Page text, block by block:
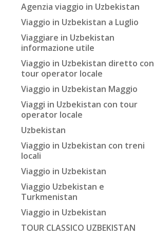
Agenzia viaggio in Uzbekistan
Viaggio in Uzbekistan a Luglio
Viaggiare in Uzbekistan
informazione utile
Viaggio in Uzbekistan diretto con
tour operator locale
Viaggio in Uzbekistan Maggio
Viaggi in Uzbekistan con tour
operator locale
Uzbekistan
Viaggio in Uzbekistan con treni
locali
Viaggio in Uzbekistan
Viaggio Uzbekistan e
Turkmenistan
Viaggio in Uzbekistan
TOUR CLASSICO UZBEKISTAN